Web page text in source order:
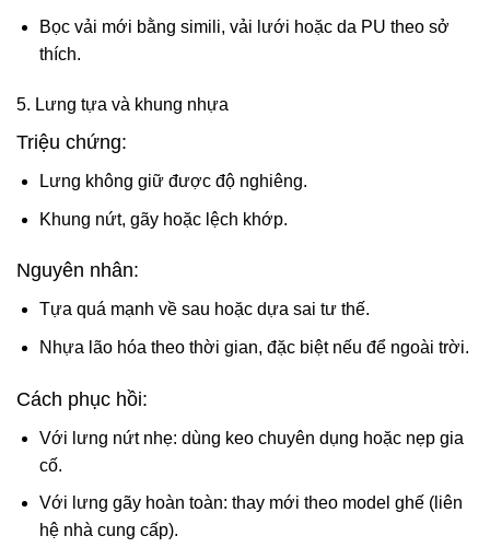
Bọc vải mới bằng simili, vải lưới hoặc da PU theo sở
thích.
5. Lưng tựa và khung nhựa
Triệu chứng:
Lưng không giữ được độ nghiêng.
Khung nứt, gãy hoặc lệch khớp.
Nguyên nhân:
Tựa quá mạnh về sau hoặc dựa sai tư thế.
Nhựa lão hóa theo thời gian, đặc biệt nếu để ngoài trời.
Cách phục hồi:
Với lưng nứt nhẹ: dùng keo chuyên dụng hoặc nẹp gia
cố.
Với lưng gãy hoàn toàn: thay mới theo model ghế (liên
hệ nhà cung cấp).